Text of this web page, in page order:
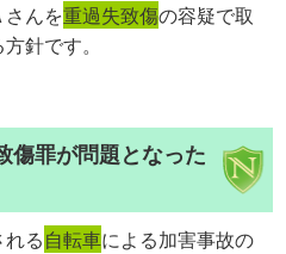
さんを重過失致傷の容疑で取
針です。
傷罪が問題となった
る自転車による加害事故の